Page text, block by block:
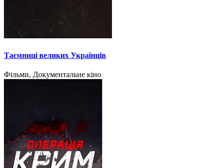
Таємниці великих Українців
Фільми, Документальне кіно